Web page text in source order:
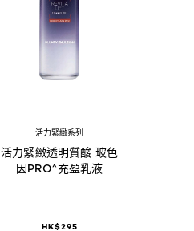
活力緊緻系列
活力緊緻透明質酸 玻色
因PRO^充盈乳液
HK$295